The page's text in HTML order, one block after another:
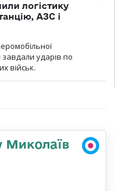
логістику
АЗС і
ударів по
військ.
Миколаїв